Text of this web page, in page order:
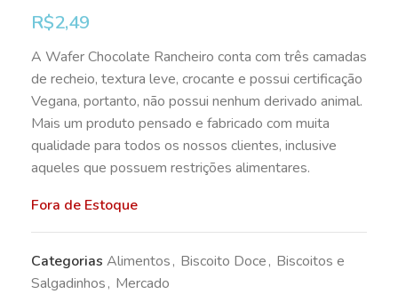
R$2,49
A Wafer Chocolate Rancheiro conta com três camadas
de recheio, textura leve, crocante e possui certificação
Vegana, portanto, não possui nenhum derivado animal.
Mais um produto pensado e fabricado com muita
qualidade para todos os nossos clientes, inclusive
aqueles que possuem restrições alimentares.
Fora de Estoque
Categorias Alimentos, Biscoito Doce, Biscoitos e
Salgadinhos, Mercado